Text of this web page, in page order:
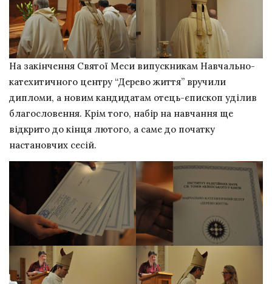
На закінчення Святої Меси випускникам Навчально-
катехитичного центру “Дерево життя” вручили
дипломи, а новим кандидатам отець-єпископ уділив
благословення. Крім того, набір на навчання ще
відкрито до кінця лютого, а саме до початку
настановчих сесій.